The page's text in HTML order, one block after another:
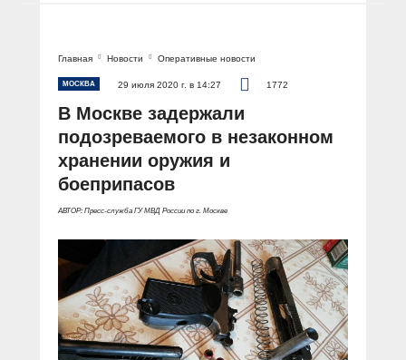
Главная Новости Оперативные новости
МОСКВА 29 июля 2020 г. в 14:27 1772
В Москве задержали
подозреваемого в незаконном
хранении оружия и
боеприпасов
АВТОР: Пресс-служба ГУ МВД России по г. Москве